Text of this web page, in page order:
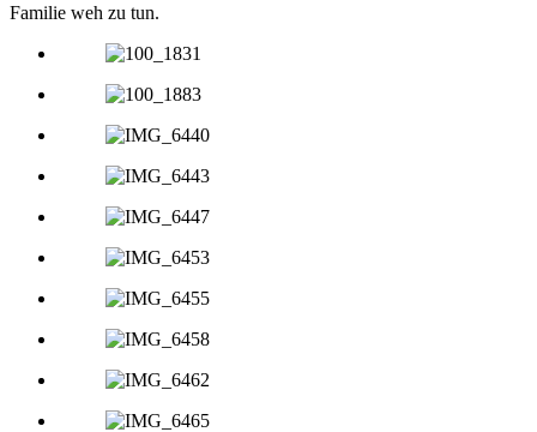
Familie weh zu tun.